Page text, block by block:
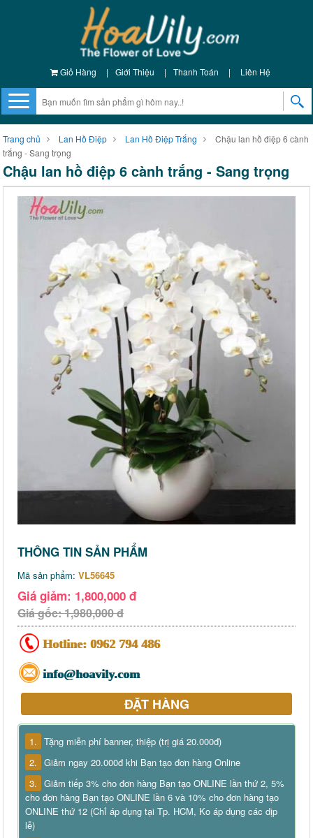
Giỏ Hàng | Giới Thiệu | Thanh Toán | Liên Hệ
Trang chủ Lan Hồ Điệp Lan Hồ Điệp Trắng
Chậu lan hồ điệp 6 cành
trắng - Sang trọng
Chậu lan hồ điệp 6 cành trắng - Sang trọng
THÔNG TIN SẢN PHẨM
Mã sản phẩm: VL56645
Giá giảm: 1,800,000 đ
Giá gốc: 1,980,000 đ
Hotline: 0962 794 486
info@hoavily.com
ĐẶT HÀNG
1. Tặng miễn phí banner, thiệp (trị giá 20.000đ)
2. Giảm ngay 20.000đ khi Bạn tạo đơn hàng Online
3. Giảm tiếp 3% cho đơn hàng Bạn tạo ONLINE lần thứ 2, 5%
cho đơn hàng Bạn tạo ONLINE lần 6 và 10% cho đơn hàng tạo
ONLINE thứ 12 (Chỉ áp dụng tại Tp. HCM, Ko áp dụng các dịp
lễ)